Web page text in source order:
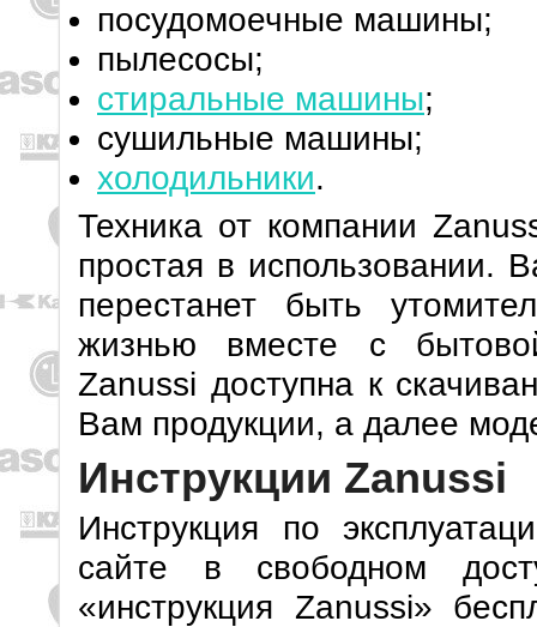
посудомоечные машины;
пылесосы;
стиральные машины;
сушильные машины;
холодильники.
Техника от компании
простая в использовании.
перестанет быть
жизнью вместе с
Zanussi доступна к
Вам продукции, а далее
Инструкции Zanussi
Инструкция по
сайте в свободном
«инструкция Zanussi»